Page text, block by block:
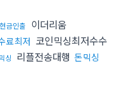
금인출 이더리움
료최저 코인믹싱최저수수
싱 리플전송대행 돈믹싱